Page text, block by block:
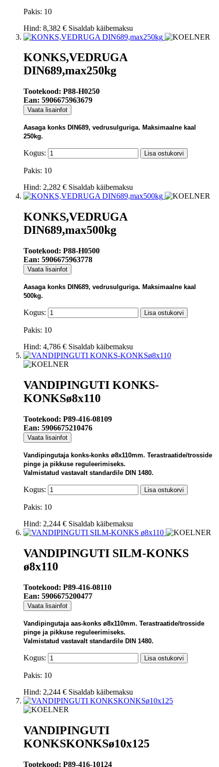
Pakis: 10
Hind: 8,382 € Sisaldab käibemaksu
KONKS,VEDRUGA
DIN689,max250kg
Tootekood: P88-H0250
Ean: 5906675963679
Vaata lisainfot
Aasaga konks DIN689, vedrusulguriga. Maksimaalne kaal
250kg.
Kogus: Lisa ostukorvi
Pakis: 10
Hind: 2,282 € Sisaldab käibemaksu
KONKS,VEDRUGA
DIN689,max500kg
Tootekood: P88-H0500
Ean: 5906675963778
Vaata lisainfot
Aasaga konks DIN689, vedrusulguriga. Maksimaalne kaal
500kg.
Kogus: Lisa ostukorvi
Pakis: 10
Hind: 4,786 € Sisaldab käibemaksu
VANDIPINGUTI KONKS-
KONKSø8x110
Tootekood: P89-416-08109
Ean: 5906675210476
Vaata lisainfot
Vandipingutaja konks-konks ø8x110mm. Terastraatide/trosside
pinge ja pikkuse reguleerimiseks.
Valmistatud vastavalt standardile DIN 1480.
Kogus: Lisa ostukorvi
Pakis: 10
Hind: 2,244 € Sisaldab käibemaksu
VANDIPINGUTI SILM-KONKS
ø8x110
Tootekood: P89-416-08110
Ean: 5906675200477
Vaata lisainfot
Vandipingutaja aas-konks ø8x110mm. Terastraatide/trosside
pinge ja pikkuse reguleerimiseks.
Valmistatud vastavalt standardile DIN 1480.
Kogus: Lisa ostukorvi
Pakis: 10
Hind: 2,244 € Sisaldab käibemaksu
VANDIPINGUTI
KONKSKONKSø10x125
Tootekood: P89-416-10124